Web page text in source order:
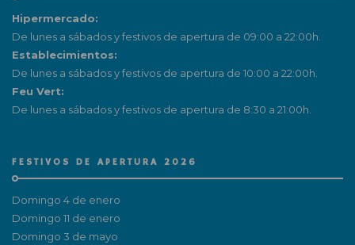
Hipermercado:
De lunes a sábados y festivos de apertura de 09:00 a 22:00h.
Establecimientos:
De lunes a sábados y festivos de apertura de 10:00 a 22:00h.
Feu Vert:
De lunes a sábados y festivos de apertura de 8:30 a 21:00h.
FESTIVOS DE APERTURA 2026
Domingo 4 de enero
Domingo 11 de enero
Domingo 3 de mayo